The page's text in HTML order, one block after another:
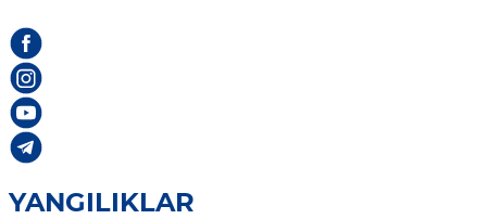
YANGILIKLAR